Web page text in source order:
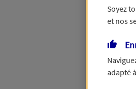
Soyez
et nos
adapté